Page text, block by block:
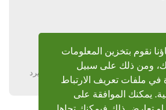
نقوم بتخزين المعلومات
ومن ذلك على سبيل
في ملفات تعريف الارتباط
يمكنك الموافقة على
جنانه
يرد